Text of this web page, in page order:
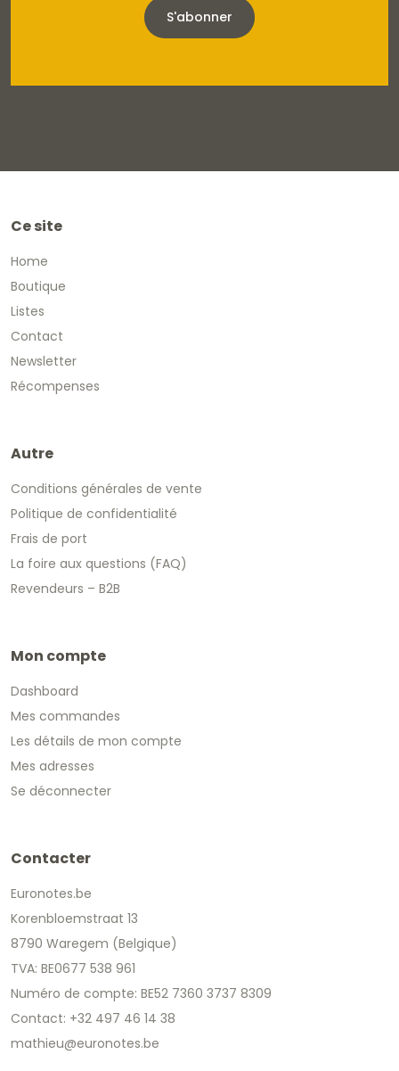
S'abonner
Ce site
Home
Boutique
Listes
Contact
Newsletter
Récompenses
Autre
Conditions générales de vente
Politique de confidentialité
Frais de port
La foire aux questions (FAQ)
Revendeurs – B2B
Mon compte
Dashboard
Mes commandes
Les détails de mon compte
Mes adresses
Se déconnecter
Contacter
Euronotes.be
Korenbloemstraat 13
8790 Waregem (Belgique)
TVA: BE0677 538 961
Numéro de compte: BE52 7360 3737 8309
Contact: +32 497 46 14 38
mathieu@euronotes.be